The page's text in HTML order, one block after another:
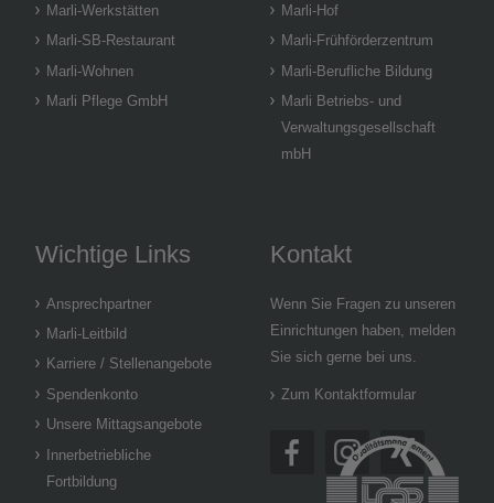
Marli-Werkstätten
Marli-Hof
Marli-SB-Restaurant
Marli-Frühförderzentrum
Marli-Wohnen
Marli-Berufliche Bildung
Marli Pflege GmbH
Marli Betriebs- und
Verwaltungsgesellschaft
mbH
Wichtige Links
Ansprechpartner
Marli-Leitbild
Karriere / Stellenangebote
Spendenkonto
Unsere Mittagsangebote
Innerbetriebliche
Fortbildung
Kontakt
Wenn Sie Fragen zu unseren
Einrichtungen haben, melden
Sie sich gerne bei uns.
Zum Kontaktformular